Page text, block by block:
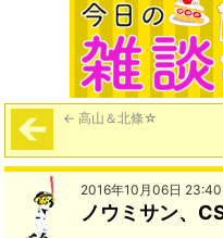
← 高山＆北條☆
2016年10月06日 23:40
ノウミサン、